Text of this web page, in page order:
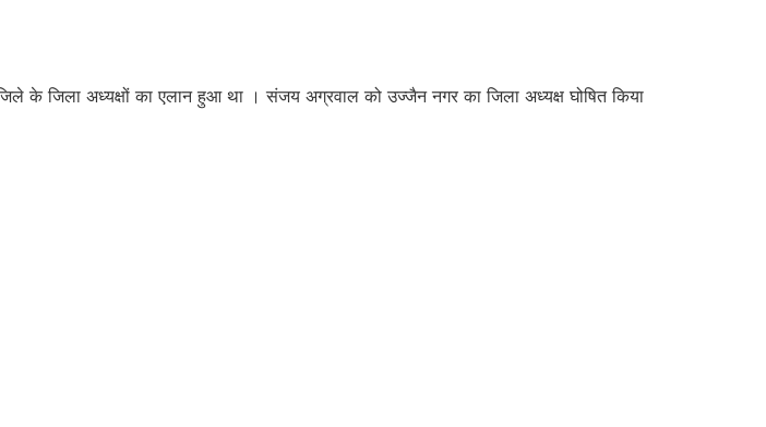
के जिला अध्यक्षों का एलान हुआ था । संजय अग्रवाल को उज्जैन नगर का जिला अध्यक्ष घोषित किया